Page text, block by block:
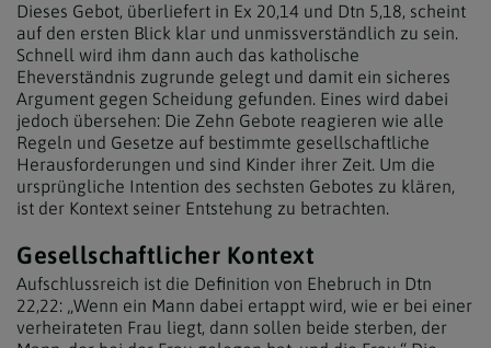
Dieses Gebot, überliefert in Ex 20,14 und Dtn 5,18, scheint
auf den ersten Blick klar und unmissverständlich zu sein.
Schnell wird ihm dann auch das katholische
Eheverständnis zugrunde gelegt und damit ein sicheres
Argument gegen Scheidung gefunden. Eines wird dabei
jedoch übersehen: Die Zehn Gebote reagieren wie alle
Regeln und Gesetze auf bestimmte gesellschaftliche
Herausforderungen und sind Kinder ihrer Zeit. Um die
ursprüngliche Intention des sechsten Gebotes zu klären,
ist der Kontext seiner Entstehung zu betrachten.
Gesellschaftlicher Kontext
Aufschlussreich ist die Definition von Ehebruch in Dtn
22,22: „Wenn ein Mann dabei ertappt wird, wie er bei einer
verheirateten Frau liegt, dann sollen beide sterben, der